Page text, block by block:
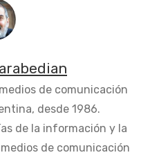
de comunicación
desde 1986.
de la información y la
de comunicación